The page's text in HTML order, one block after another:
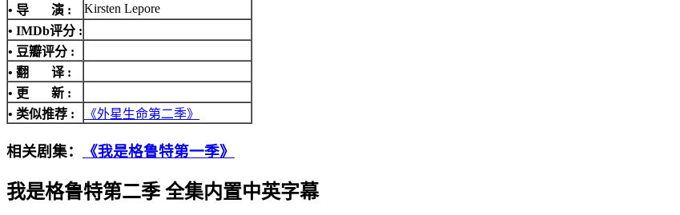
• 导 演 :
Kirsten Lepore
• IMDb评分 :
• 豆瓣评分 :
• 翻 译 :
• 更 新 :
• 类似推荐 :
《外星生命第二季》
相关剧集： 《我是格鲁特第一季》
我是格鲁特第二季 全集内置中英字幕